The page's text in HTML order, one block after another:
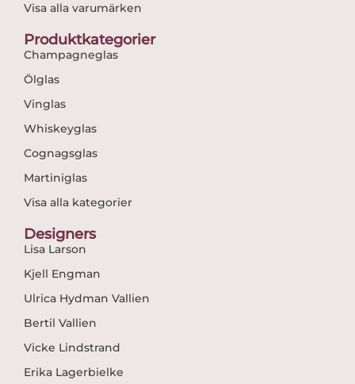
Visa alla varumärken
Produktkategorier
Champagneglas
Ölglas
Vinglas
Whiskeyglas
Cognagsglas
Martiniglas
Visa alla kategorier
Designers
Lisa Larson
Kjell Engman
Ulrica Hydman Vallien
Bertil Vallien
Vicke Lindstrand
Erika Lagerbielke